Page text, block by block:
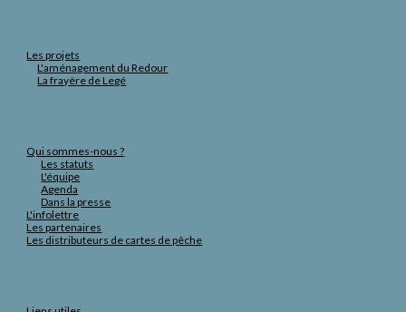
Les projets
L'aménagement du Redour
La frayère de Legé
Qui sommes-nous ?
Les statuts
L'équipe
Agenda
Dans la presse
L'infolettre
Les partenaires
Les distributeurs de cartes de pêche